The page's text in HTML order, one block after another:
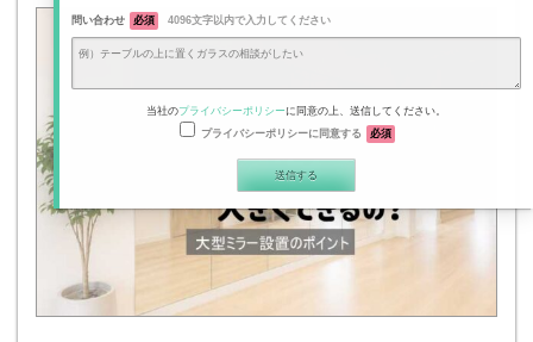
問い合わせ 必須 4096文字以内で入力してください
当社のプライバシーポリシーに同意の上、送信してください。
プライバシーポリシーに同意する
必須